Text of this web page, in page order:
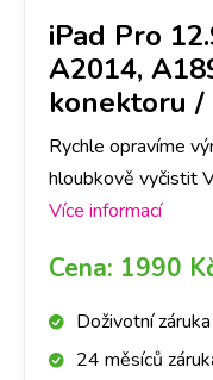
iPad Pro
A2014,
konektoru
Rychle opravíme
hloubkově vyčistit
ušetříte čas i
Více informací
Cena: 1990
Doživotní
24 měsíců